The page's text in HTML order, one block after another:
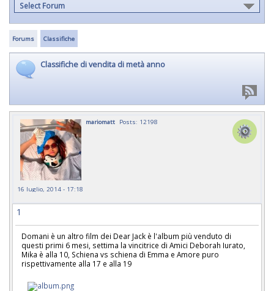
Select Forum
Forums Classifiche
Classifiche di vendita di metà anno
mariomatt Posts: 12198
16 luglio, 2014 - 17:18
1
Domani è un altro film dei Dear Jack è l'album più venduto di
questi primi 6 mesi, settima la vincitrice di Amici Deborah Iurato,
Mika è alla 10, Schiena vs schiena di Emma e Amore puro
rispettivamente alla 17 e alla 19